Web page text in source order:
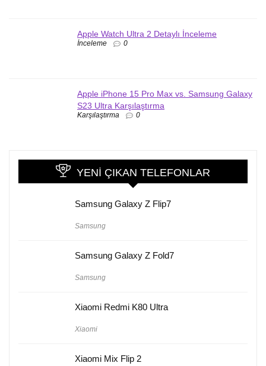
Apple Watch Ultra 2 Detaylı İnceleme
İnceleme 0
Apple iPhone 15 Pro Max vs. Samsung Galaxy
S23 Ultra Karşılaştırma
Karşılaştırma 0
YENI ÇIKAN TELEFONLAR
Samsung Galaxy Z Flip7
Samsung
Samsung Galaxy Z Fold7
Samsung
Xiaomi Redmi K80 Ultra
Xiaomi
Xiaomi Mix Flip 2